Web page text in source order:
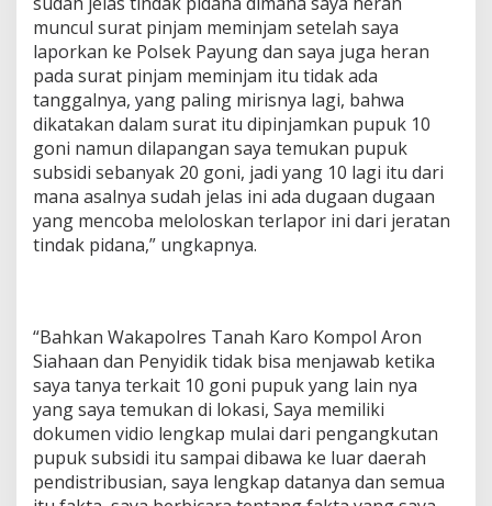
muncul surat pinjam meminjam setelah saya
laporkan ke Polsek Payung dan saya juga heran
pada surat pinjam meminjam itu tidak ada
tanggalnya, yang paling mirisnya lagi, bahwa
dikatakan dalam surat itu dipinjamkan pupuk 10
goni namun dilapangan saya temukan pupuk
subsidi sebanyak 20 goni, jadi yang 10 lagi itu dari
mana asalnya sudah jelas ini ada dugaan dugaan
yang mencoba meloloskan terlapor ini dari jeratan
tindak pidana,” ungkapnya.
“Bahkan Wakapolres Tanah Karo Kompol Aron
Siahaan dan Penyidik tidak bisa menjawab ketika
saya tanya terkait 10 goni pupuk yang lain nya
yang saya temukan di lokasi, Saya memiliki
dokumen vidio lengkap mulai dari pengangkutan
pupuk subsidi itu sampai dibawa ke luar daerah
pendistribusian, saya lengkap datanya dan semua